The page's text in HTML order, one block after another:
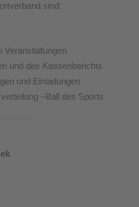
sind:
Veranstaltungen
und des Kassenberichts
und Einladungen
–Ball des Sports